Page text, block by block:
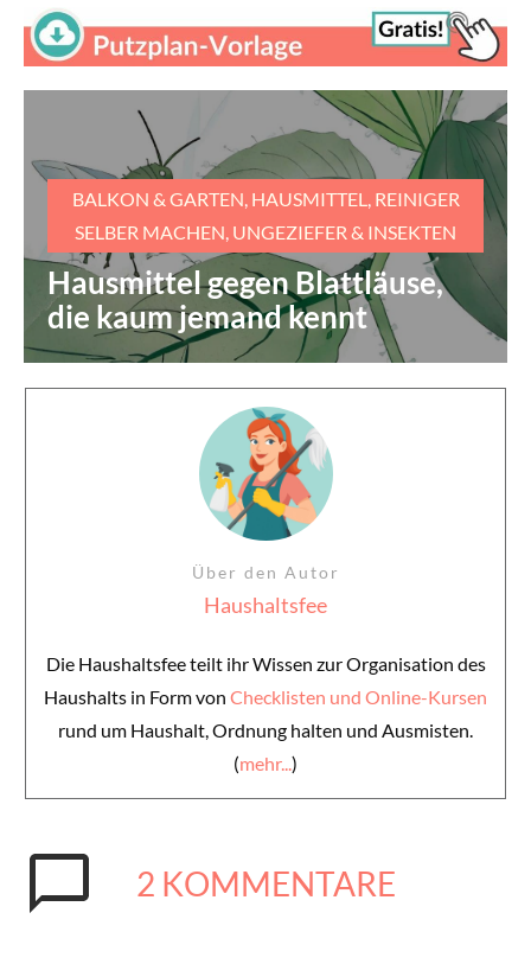
BALKON & GARTEN, HAUSMITTEL, REINIGER
SELBER MACHEN, UNGEZIEFER & INSEKTEN
Hausmittel gegen Blattläuse,
die kaum jemand kennt
Über den Autor
Haushaltsfee
Die Haushaltsfee teilt ihr Wissen zur Organisation des
Haushalts in Form von Checklisten und Online-Kursen
rund um Haushalt, Ordnung halten und Ausmisten.
(mehr...)
2 KOMMENTARE